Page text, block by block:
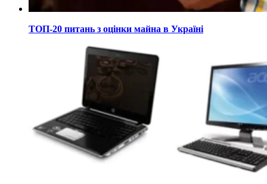
ТОП-20 питань з оцінки майна в Україні